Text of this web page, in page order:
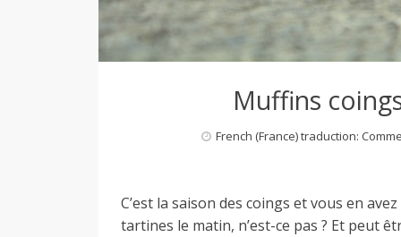
M
a
Muffins
French (France) traduction:
C’est la saison des coings et vous en
tartines le matin, n’est-ce pas ? Et peut